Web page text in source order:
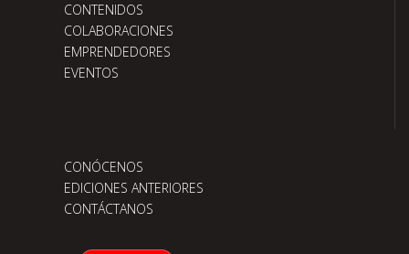
CONTENIDOS
COLABORACIONES
EMPRENDEDORES
EVENTOS
CONÓCENOS
EDICIONES ANTERIORES
CONTÁCTANOS